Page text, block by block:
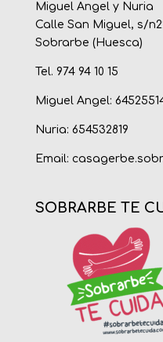
Miguel Angel y Nuria
Calle San Miguel, s/
Sobrarbe (Huesca)
Tel. 974 94 10 15
Miguel Angel:
Nuria: 654532819
Email:
SOBRARBE TE